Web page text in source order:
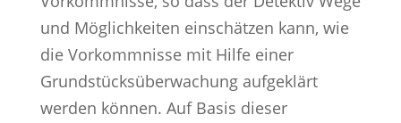
und Möglichkeiten einschätzen kann, wie
die Vorkommnisse mit Hilfe einer
Grundstücksüberwachung aufgeklärt
werden können. Auf Basis dieser